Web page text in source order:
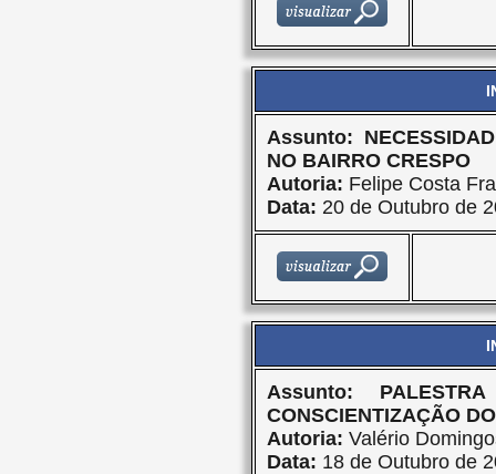
Assunto:
NO BAIRRO CRESPO
Autoria: Felipe Costa
Data: 20 de Outubro de
Assunto:
CONSCIENTIZAÇÃO
Autoria: Valério
Data: 18 de Outubro de